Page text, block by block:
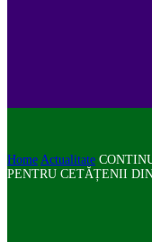
Home Actualitate
PENTRU CETĂȚENII